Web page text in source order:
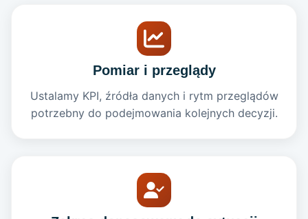
Pomiar i przeglądy
Ustalamy KPI, źródła danych i rytm przeglądów
potrzebny do podejmowania kolejnych decyzji.